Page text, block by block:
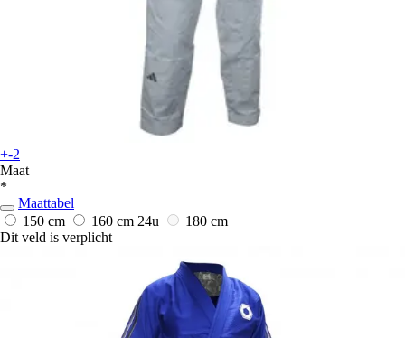
+-2
Maat
*
Maattabel
150 cm
160 cm 24u
180 cm
Dit veld is verplicht